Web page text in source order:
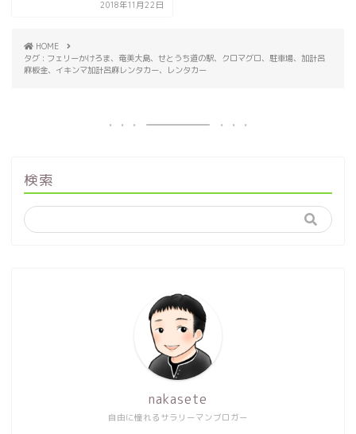
2018年11月22日
HOME
タグ : フェリーかけろま、奄美大島、せとうち道の駅、クロマグロ、駐車場、加計呂
麻板金、イキンマ加計呂麻レンタカー、レンタカー
検索
自由に憧れるサラリーマンブロガー
nakasete